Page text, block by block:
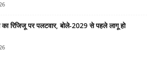
का रिजिजू पर पलटवार, बोले-2029 से पहले लागू हो